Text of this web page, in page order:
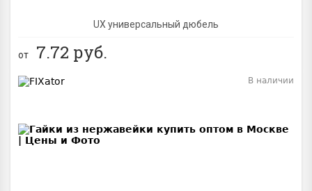
UX универсальный дюбель
от 7.72 руб.
В наличии